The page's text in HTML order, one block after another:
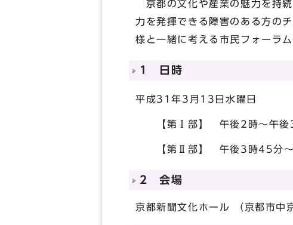
京都の文化や産業の魅力を持
力を発揮できる障害のある方の
様と一緒に考える市民フォーラ
1 日時
平成31年3月13日水曜日
【第Ⅰ部】 午後2時～午後3
【第Ⅱ部】 午後3時45分～
2 会場
京都新聞文化ホール （京都市中